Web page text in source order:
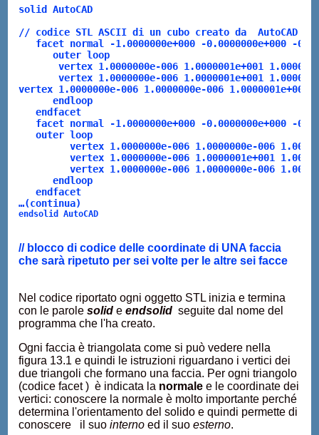
solid AutoCAD
// codice STL ASCII di un cubo creato da  AutoCAD
facet normal -1.0000000e+000 -0.0000000e+000 -
outer loop
vertex 1.0000000e-006 1.0000001e+001
vertex 1.0000000e-006 1.0000001e+001
vertex 1.0000000e-006 1.0000000e-006 1.0000001e+001
endloop
endfacet
facet normal -1.0000000e+000 -0.0000000e+000 -
outer loop
vertex 1.0000000e-006 1.0000000e-006
vertex 1.0000000e-006 1.0000001e+001
vertex 1.0000000e-006 1.0000000e-006
endloop
endfacet
…(continua)
endsolid AutoCAD
// blocco di codice delle coordinate di UNA faccia
che sarà ripetuto per sei volte per le altre sei facce
Nel codice riportato ogni oggetto STL inizia e termina
con le parolesolid eendsolid seguite dal nome del
programma che l'ha creato.
Ogni faccia è triangolata come si può vedere nella
figura 13.1 e quindi le istruzioni riguardano i vertici dei
due triangoli che formano una faccia. Per ogni triangolo
(codice facet ) è indicata la normale e le coordinate dei
vertici: conoscere la normale è molto importante perché
determina l'orientamento del solido e quindi permette di
conoscere il suointerno ed il suoesterno.